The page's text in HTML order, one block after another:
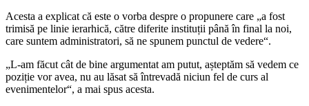
Acesta a explicat că este o vorba despre o propunere care „a fost
trimisă pe linie ierarhică, către diferite instituții până în final la noi,
care suntem administratori, să ne spunem punctul de vedere“.
„L-am făcut cât de bine argumentat am putut, așteptăm să vedem ce
poziție vor avea, nu au lăsat să întrevadă niciun fel de curs al
evenimentelor“, a mai spus acesta.